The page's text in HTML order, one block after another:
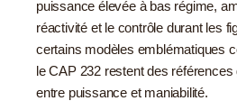
puissance élevée à bas régime,
réactivité et le contrôle durant les
certains modèles emblématiques
le CAP 232 restent des références
entre puissance et maniabilité.